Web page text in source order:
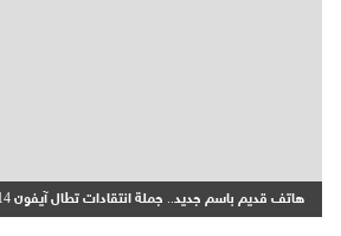
هاتف قديم باسم جديد.. جملة انتقادات تطال آيفون 14